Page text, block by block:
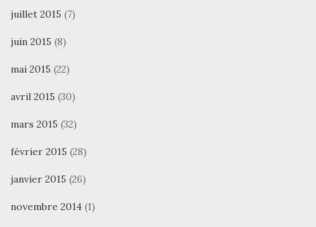
juillet 2015 (7)
juin 2015 (8)
mai 2015 (22)
avril 2015 (30)
mars 2015 (32)
février 2015 (28)
janvier 2015 (26)
novembre 2014 (1)